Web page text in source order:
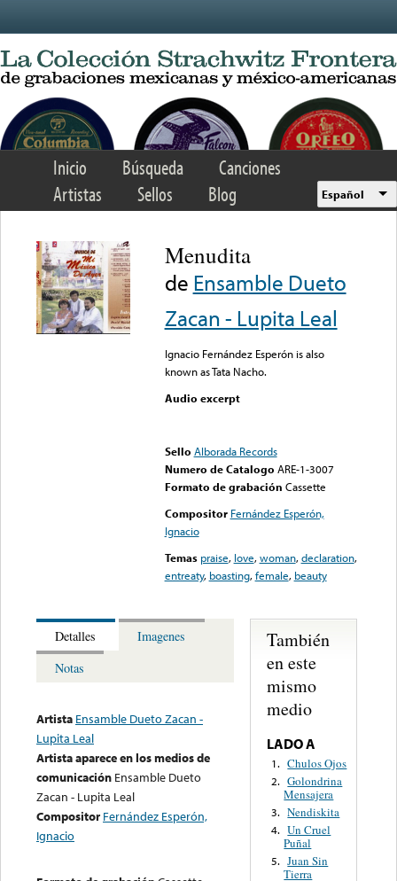
Inicio Búsqueda
Canciones
Artistas
Sellos Blog Español
Menudita
de Ensamble Dueto
Zacan - Lupita Leal
Ignacio Fernández Esperón is also
known as Tata Nacho.
Audio excerpt
Sello Alborada Records
Numero de Catalogo ARE-1-3007
Formato de grabación Cassette
Compositor Fernández Esperón,
Ignacio
Temas praise, love,woman,declaration,
entreaty, boasting,female, beauty
Detalles
Imagenes
Notas
Artista Ensamble Dueto Zacan -
Lupita Leal
Artista aparece en los medios de
comunicación Ensamble Dueto
Zacan - Lupita Leal
Compositor Fernández Esperón,
Ignacio
También
en este
mismo
medio
LADO A
1. Chulos Ojos
2. Golondrina
Mensajera
3. Nendiskita
4. Un Cruel
Puñal
5. Juan Sin
Tierra